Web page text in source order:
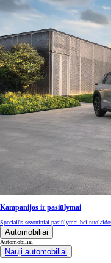
Kampanijos ir pasiūlymai
Specialūs sezoniniai pasiūlymai bei
Automobiliai
Automobiliai
Nauji automobiliai